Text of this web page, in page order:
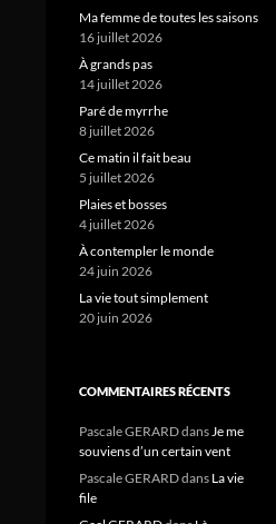
Ma femme de toutes les saisons
16 juillet 2026
À grands pas
14 juillet 2026
Paré de myrrhe
8 juillet 2026
Ce matin il fait beau
5 juillet 2026
Plaies et bosses
4 juillet 2026
À contempler le monde
24 juin 2026
La vie tout simplement
20 juin 2026
COMMENTAIRES RÉCENTS
Pascale GERARDdansJe me
souviens d’un certain vent
Pascale GERARDdans La vie
file